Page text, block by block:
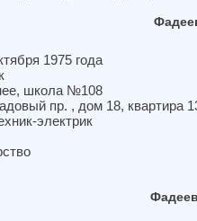
1975 года
школа №108
пр. , дом 18, квартира
электрик